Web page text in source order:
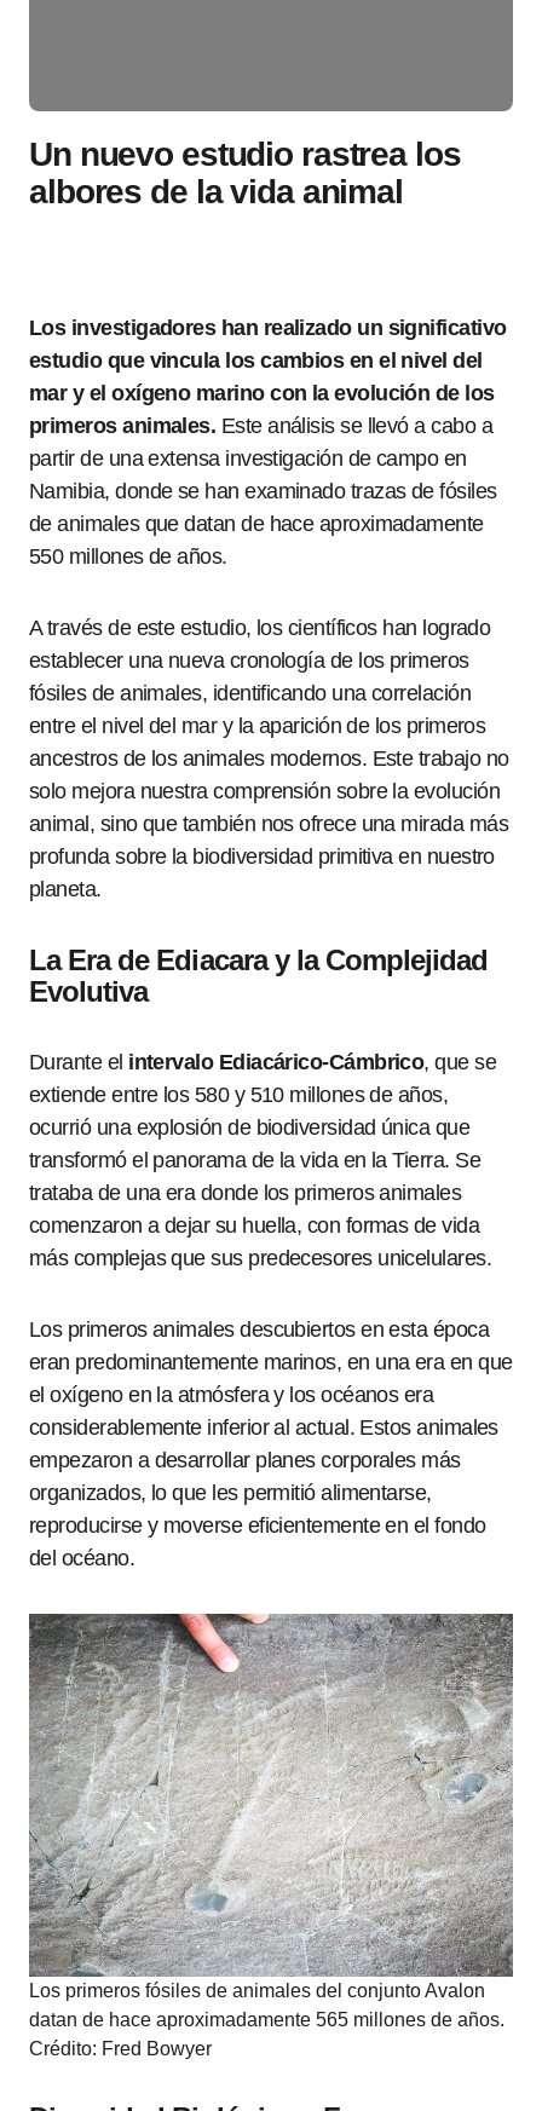
Un nuevo estudio rastrea los
albores de la vida animal
Los investigadores han realizado un significativo
estudio que vincula los cambios en el nivel del
mar y el oxígeno marino con la evolución de los
primeros animales. Este análisis se llevó a cabo a
partir de una extensa investigación de campo en
Namibia, donde se han examinado trazas de fósiles
de animales que datan de hace aproximadamente
550 millones de años.
A través de este estudio, los científicos han logrado
establecer una nueva cronología de los primeros
fósiles de animales, identificando una correlación
entre el nivel del mar y la aparición de los primeros
ancestros de los animales modernos. Este trabajo no
solo mejora nuestra comprensión sobre la evolución
animal, sino que también nos ofrece una mirada más
profunda sobre la biodiversidad primitiva en nuestro
planeta.
La Era de Ediacara y la Complejidad
Evolutiva
Durante el intervalo Ediacárico-Cámbrico, que se
extiende entre los 580 y 510 millones de años,
ocurrió una explosión de biodiversidad única que
transformó el panorama de la vida en la Tierra. Se
trataba de una era donde los primeros animales
comenzaron a dejar su huella, con formas de vida
más complejas que sus predecesores unicelulares.
Los primeros animales descubiertos en esta época
eran predominantemente marinos, en una era en que
el oxígeno en la atmósfera y los océanos era
considerablemente inferior al actual. Estos animales
empezaron a desarrollar planes corporales más
organizados, lo que les permitió alimentarse,
reproducirse y moverse eficientemente en el fondo
del océano.
Los primeros fósiles de animales del conjunto Avalon
datan de hace aproximadamente 565 millones de años.
Crédito: Fred Bowyer